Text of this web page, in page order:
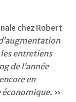
chez Robert
entretiens
de l’année
en
économique. »